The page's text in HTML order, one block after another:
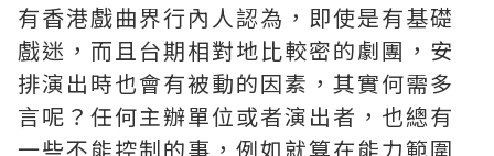
有香港戲曲界行內人認為，即使是有基礎
戲迷，而且台期相對地比較密的劇團，安
排演出時也會有被動的因素，其實何需多
言呢？任何主辦單位或者演出者，也總有
一些不能控制的事，例如就算在能力範圍